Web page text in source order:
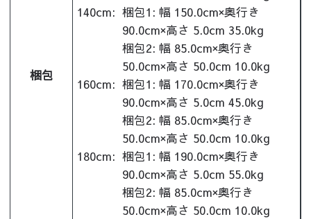
梱包
140cm: 梱包1: 幅 150.0cm×奥行き
90.0cm×高さ 5.0cm 35.0kg
梱包2: 幅 85.0cm×奥行き
50.0cm×高さ 50.0cm 10.0kg
160cm: 梱包1: 幅 170.0cm×奥行き
90.0cm×高さ 5.0cm 45.0kg
梱包2: 幅 85.0cm×奥行き
50.0cm×高さ 50.0cm 10.0kg
180cm: 梱包1: 幅 190.0cm×奥行き
90.0cm×高さ 5.0cm 55.0kg
梱包2: 幅 85.0cm×奥行き
50.0cm×高さ 50.0cm 10.0kg